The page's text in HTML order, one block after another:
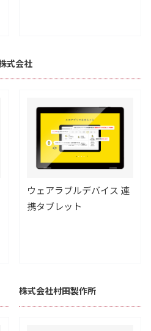
式会社
ウェアラブルデバイス 連
携タブレット
株式会社村田製作所